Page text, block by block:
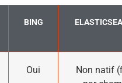
BING
Oui
Non natif